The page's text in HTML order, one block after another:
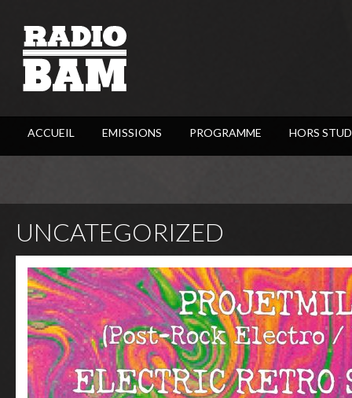
ACCUEIL EMISSIONS PROGRAMME HORS
UNCATEGORIZED